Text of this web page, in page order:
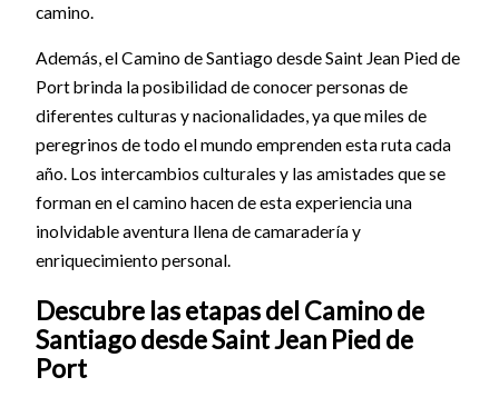
camino.
Además, el Camino de Santiago desde Saint Jean Pied de
Port brinda la posibilidad de conocer personas de
diferentes culturas y nacionalidades, ya que miles de
peregrinos de todo el mundo emprenden esta ruta cada
año. Los intercambios culturales y las amistades que se
forman en el camino hacen de esta experiencia una
inolvidable aventura llena de camaradería y
enriquecimiento personal.
Descubre las etapas del Camino de
Santiago desde Saint Jean Pied de
Port